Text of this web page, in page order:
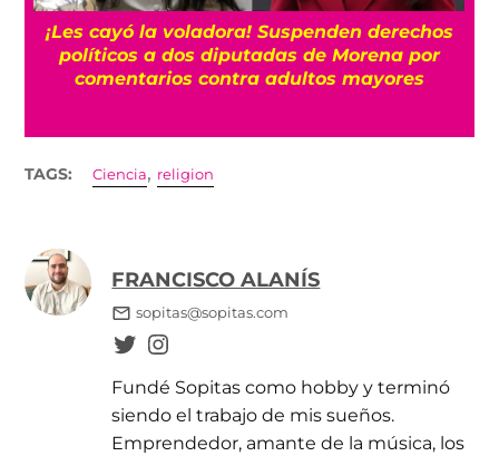
¡Les cayó la voladora! Suspenden derechos
políticos a dos diputadas de Morena por
comentarios contra adultos mayores
TAGS: Ciencia, religion
FRANCISCO ALANÍS
sopitas@sopitas.com
Fundé Sopitas como hobby y terminó
siendo el trabajo de mis sueños.
Emprendedor, amante de la música, los